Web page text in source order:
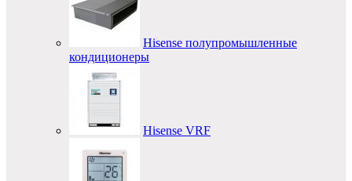
Hisense полупромышленные
кондиционеры
Hisense VRF